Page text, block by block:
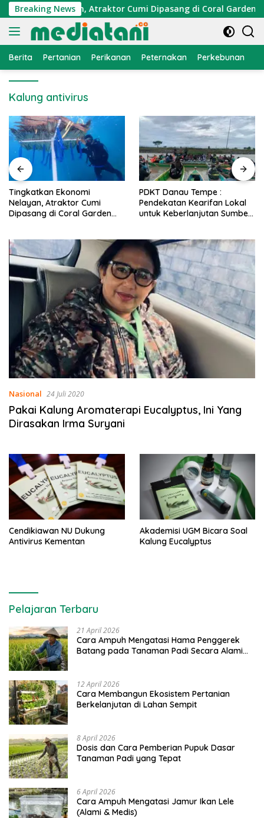
Langsung
ke
konten
Breaking News
Nelayan, Atraktor Cumi Dipasang di Coral Garden
Berita Pertanian Perikanan Peternakan Perkebunan
Kalung antivirus
PDKT Danau Tempe :
Pendekatan Kearifan Lokal
untuk Keberlanjutan Sumber
Cara Mengatasi Penyakit
PMK pada Sapi Perah Secara
Alami dan Medis
Nasional 24 Juli 2020
Pakai Kalung Aromaterapi Eucalyptus, Ini Yang
Dirasakan Irma Suryani
Cendikiawan NU Dukung
Antivirus Kementan
Akademisi UGM Bicara Soal
Kalung Eucalyptus
Pelajaran Terbaru
21 April 2026
Cara Ampuh Mengatasi Hama Penggerek
Batang pada Tanaman Padi Secara Alami
12 April 2026
Cara Membangun Ekosistem Pertanian
Berkelanjutan di Lahan Sempit
8 April 2026
Dosis dan Cara Pemberian Pupuk Dasar
Tanaman Padi yang Tepat
6 April 2026
Cara Ampuh Mengatasi Jamur Ikan Lele
(Alami & Medis)